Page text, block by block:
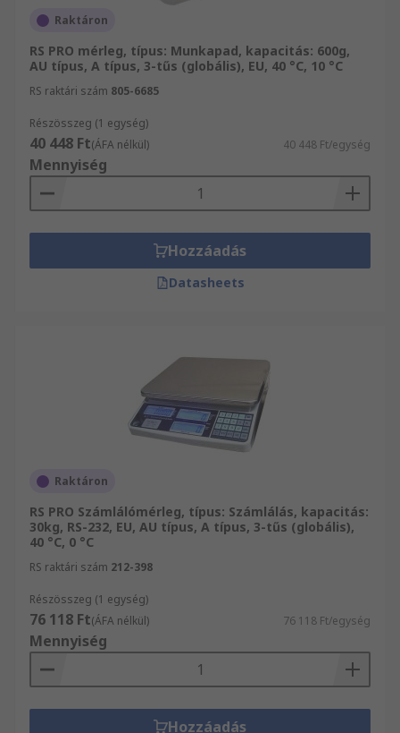
Raktáron
RS PRO mérleg, típus: Munkapad, kapacitás: 600g,
AU típus, A típus, 3-tűs (globális), EU, 40 °C, 10 °C
RS raktári szám 805-6685
Részösszeg (1 egység)
40 448 Ft(ÁFA nélkül) 40 448 Ft/egység
Mennyiség
Hozzáadás
Datasheets
Raktáron
RS PRO Számlálómérleg, típus: Számlálás, kapacitás:
30kg, RS-232, EU, AU típus, A típus, 3-tűs (globális),
40 °C, 0 °C
RS raktári szám 212-398
Részösszeg (1 egység)
76 118 Ft(ÁFA nélkül) 76 118 Ft/egység
Mennyiség
Hozzáadás